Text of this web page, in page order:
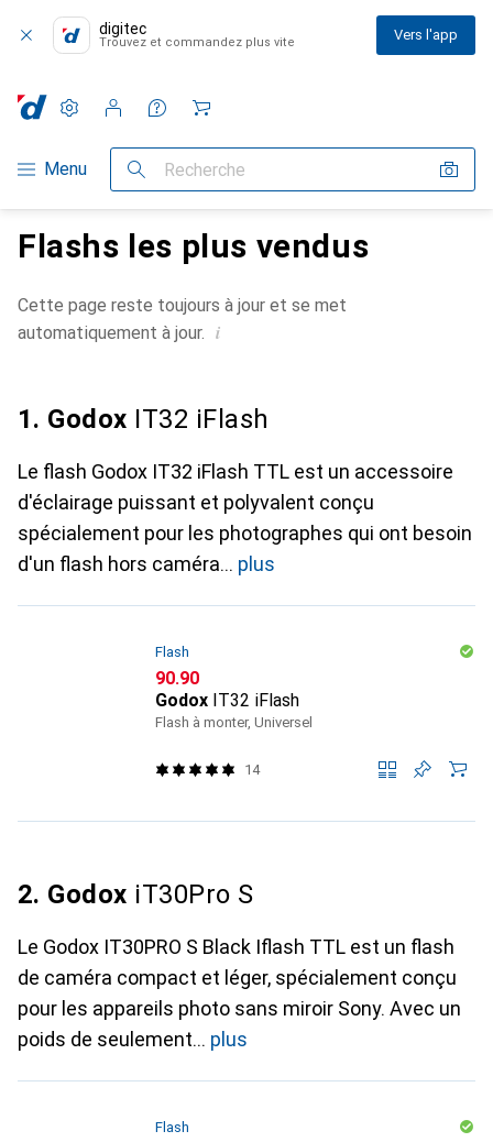
digitec
Trouvez et commandez plus vite Vers l'app
Navigation par catégorie
Menu Recherche
Paramètres
Compte client
Listes de comparaison
Listes d'envies
Panier
Flashs les plus vendus
Cette page reste toujours à jour et se met
automatiquement à jour. i
1. Godox IT32 iFlash
Le flash Godox IT32 iFlash TTL est un accessoire
d'éclairage puissant et polyvalent conçu
spécialement pour les photographes qui ont besoin
d'un flash hors caméra
plus
Flash
CHF
90.90
Godox IT32 iFlash
Flash à monter, Universel
14
2. Godox iT30Pro S
Le Godox IT30PRO S Black Iflash TTL est un flash
de caméra compact et léger, spécialement conçu
pour les appareils photo sans miroir Sony. Avec un
poids de seulement
plus
Flash